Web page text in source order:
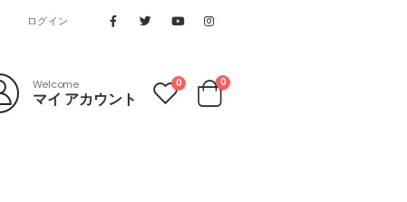
ログイン
Welcome
マイ アカウント
0 0